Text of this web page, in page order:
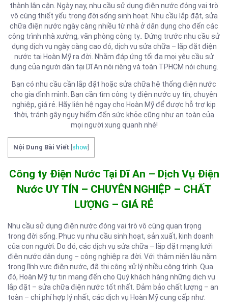
thành lân cận. Ngày nay, nhu cầu sử dụng điện nước đóng vai trò
vô cùng thiết yếu trong đời sống sinh hoạt. Nhu cầu lắp đặt, sửa
chữa điện nước ngày càng nhiều từ nhà ở dân dụng cho đến các
công trình nhà xưởng, văn phòng công ty.. Đứng trước nhu cầu sử
dụng dịch vụ ngày càng cao đó, dịch vụ sửa chữa – lắp đặt điện
nước tại Hoàn Mỹ ra đời. Nhằm đáp ứng tối đa mọi yêu cầu sử
dụng của người dân tại Dĩ An nói riêng và toàn TPHCM nói chung.
Bạn có nhu cầu cần lắp đặt hoặc sửa chữa hệ thống điện nước
cho gia đình mình. Bạn cần tìm công ty điện nước uy tín, chuyên
nghiệp, giá rẻ. Hãy liên hệ ngay cho Hoàn Mỹ để được hỗ trợ kịp
thời, tránh gây nguy hiểm đến sức khỏe cũng như an toàn của
mọi người xung quanh nhé!
Nội Dung Bài Viết show
Công ty Điện Nước Tại Dĩ An – Dịch Vụ Điện
Nước UY TÍN – CHUYÊN NGHIỆP – CHẤT
LƯỢNG – GIÁ RẺ
Nhu cầu sử dụng điện nước đóng vai trò vô cùng quan trọng
trong đời sống. Phục vụ nhu cầu sinh hoạt, sản xuất, kinh doanh
của con người. Do đó, các dịch vụ sửa chữa – lắp đặt mạng lưới
điện nước dân dụng – công nghiệp ra đời. Với thâm niên lâu năm
trong lĩnh vực điện nước, đã thi công xử lý nhiều công trình. Qua
đó, Hoàn Mỹ tự tin mang đến cho Quý khách hàng những dịch vụ
lắp đặt – sửa chữa điện nước tốt nhất. Đảm bảo chất lượng – an
toàn – chi phí hợp lý nhất, các dịch vụ Hoàn Mỹ cung cấp như: